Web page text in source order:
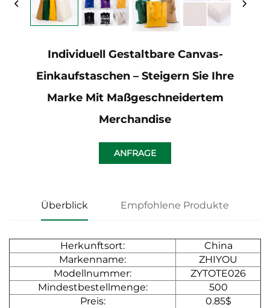
Individuell Gestaltbare Canvas-
Einkaufstaschen – Steigern Sie Ihre
Marke Mit Maßgeschneidertem
Merchandise
ANFRAGE
Überblick Empfohlene Produkte
Herkunftsort:
China
Markenname:
ZHIYOU
Modellnummer:
ZYTOTE026
Mindestbestellmenge:
500
Preis:
0.85$